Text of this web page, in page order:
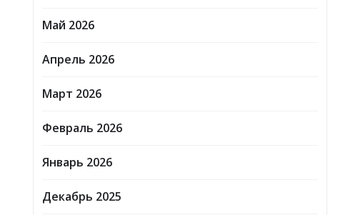
Май 2026
Апрель 2026
Март 2026
Февраль 2026
Январь 2026
Декабрь 2025